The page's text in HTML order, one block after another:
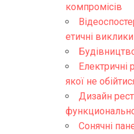
компромісів
етичні виклики
Електричні
якої не
Дизайн
Сонячні